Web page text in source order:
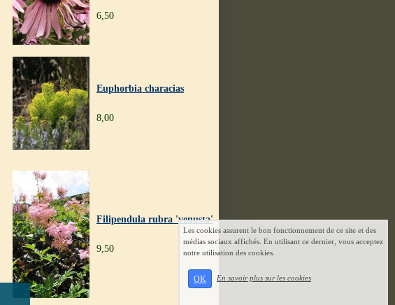
6,50
Euphorbia characias
8,00
Filipendula rubra 'venusta'
9,50
Les cookies assurent le bon fonctionnement de ce site et des
médias sociaux affichés. En utilisant ce dernier, vous acceptez
notre utilisation des cookies.
OK En savoir plus sur les cookies